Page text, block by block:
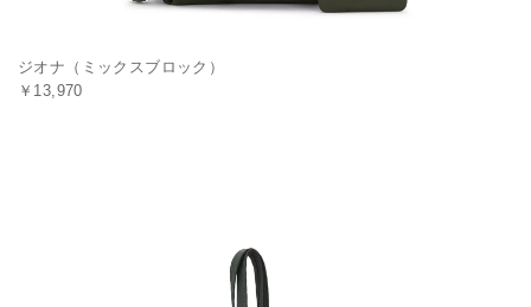
ジオナ（ミックスブロック）
￥13,970